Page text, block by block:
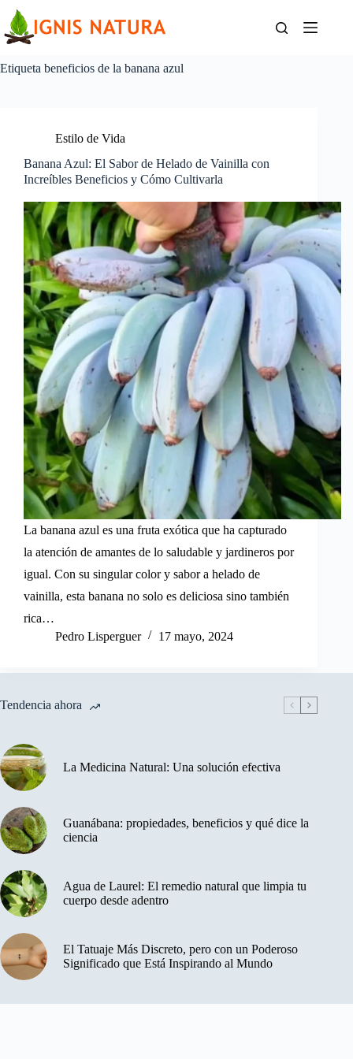
contenido
Etiqueta beneficios de la banana azul
Estilo de Vida
Banana Azul: El Sabor de Helado de Vainilla con
Increíbles Beneficios y Cómo Cultivarla
La banana azul es una fruta exótica que ha capturado
la atención de amantes de lo saludable y jardineros por
igual. Con su singular color y sabor a helado de
vainilla, esta banana no solo es deliciosa sino también
rica…
Pedro Lisperguer
17 mayo, 2024
Tendencia ahora
La Medicina Natural: Una solución efectiva
Guanábana: propiedades, beneficios y qué dice la
ciencia
Agua de Laurel: El remedio natural que limpia tu
cuerpo desde adentro
El Tatuaje Más Discreto, pero con un Poderoso
Significado que Está Inspirando al Mundo